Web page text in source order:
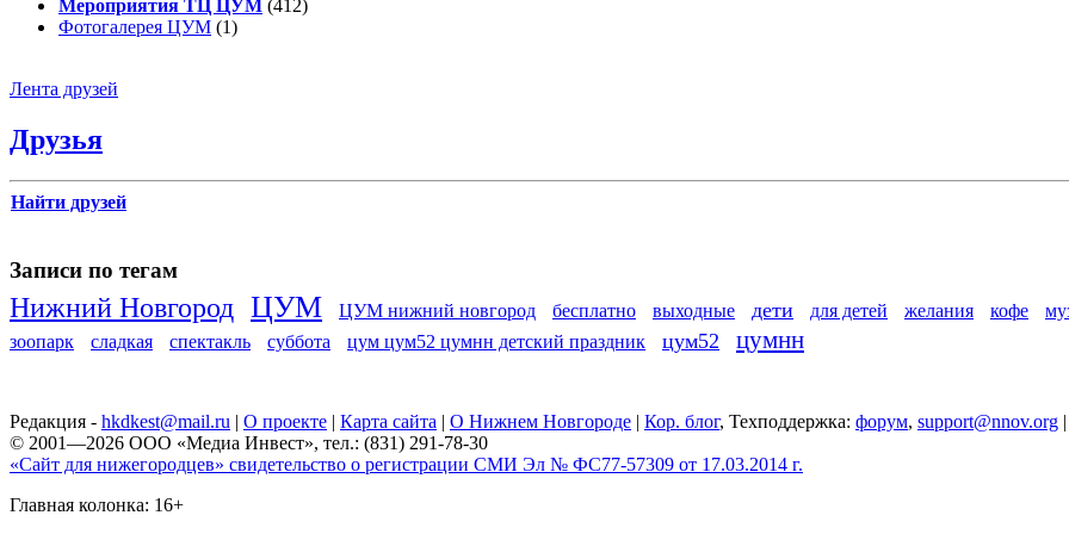
Мероприятия ТЦ ЦУМ (412)
Фотогалерея ЦУМ (1)
Лента друзей
Друзья
Найти друзей
Записи по тегам
Нижний Новгород ЦУМ ЦУМ нижний новгород бесплатно выходные дети для детей желания кофе
зоопарк
сладкая спектакль суббота цум цум52 цумнн детский праздник цум52 цумнн
Редакция - hkdkest@mail.ru | О проекте | Карта сайта | О Нижнем Новгороде | Кор. блог, Техподдержка: форум, support@nnov.org |
© 2001—2026 ООО «Медиа Инвест», тел.: (831) 291-78-30
«Сайт для нижегородцев» свидетельство о регистрации СМИ Эл № ФС77-57309 от 17.03.2014 г.
Главная колонка: 16+